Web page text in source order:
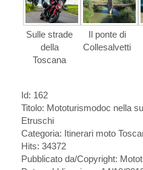
Sulle strade
della
Toscana
Il ponte di
Collesalvetti
Id: 162
Titolo: Mototurismodoc nella
Etruschi
Categoria: Itinerari moto
Hits: 34372
Pubblicato da/Copyright: